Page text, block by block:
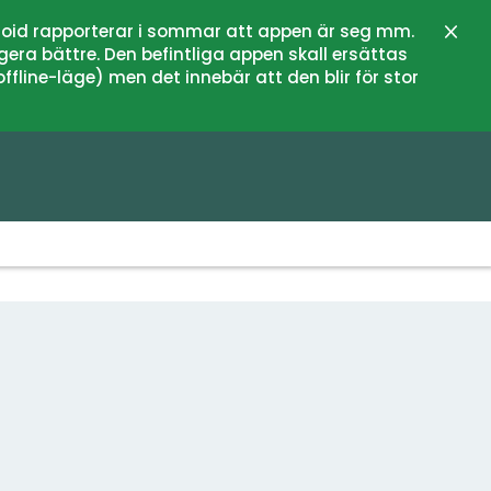
rapporterar i sommar att appen är seg mm.
bättre. Den befintliga appen skall ersättas
läge) men det innebär att den blir för stor